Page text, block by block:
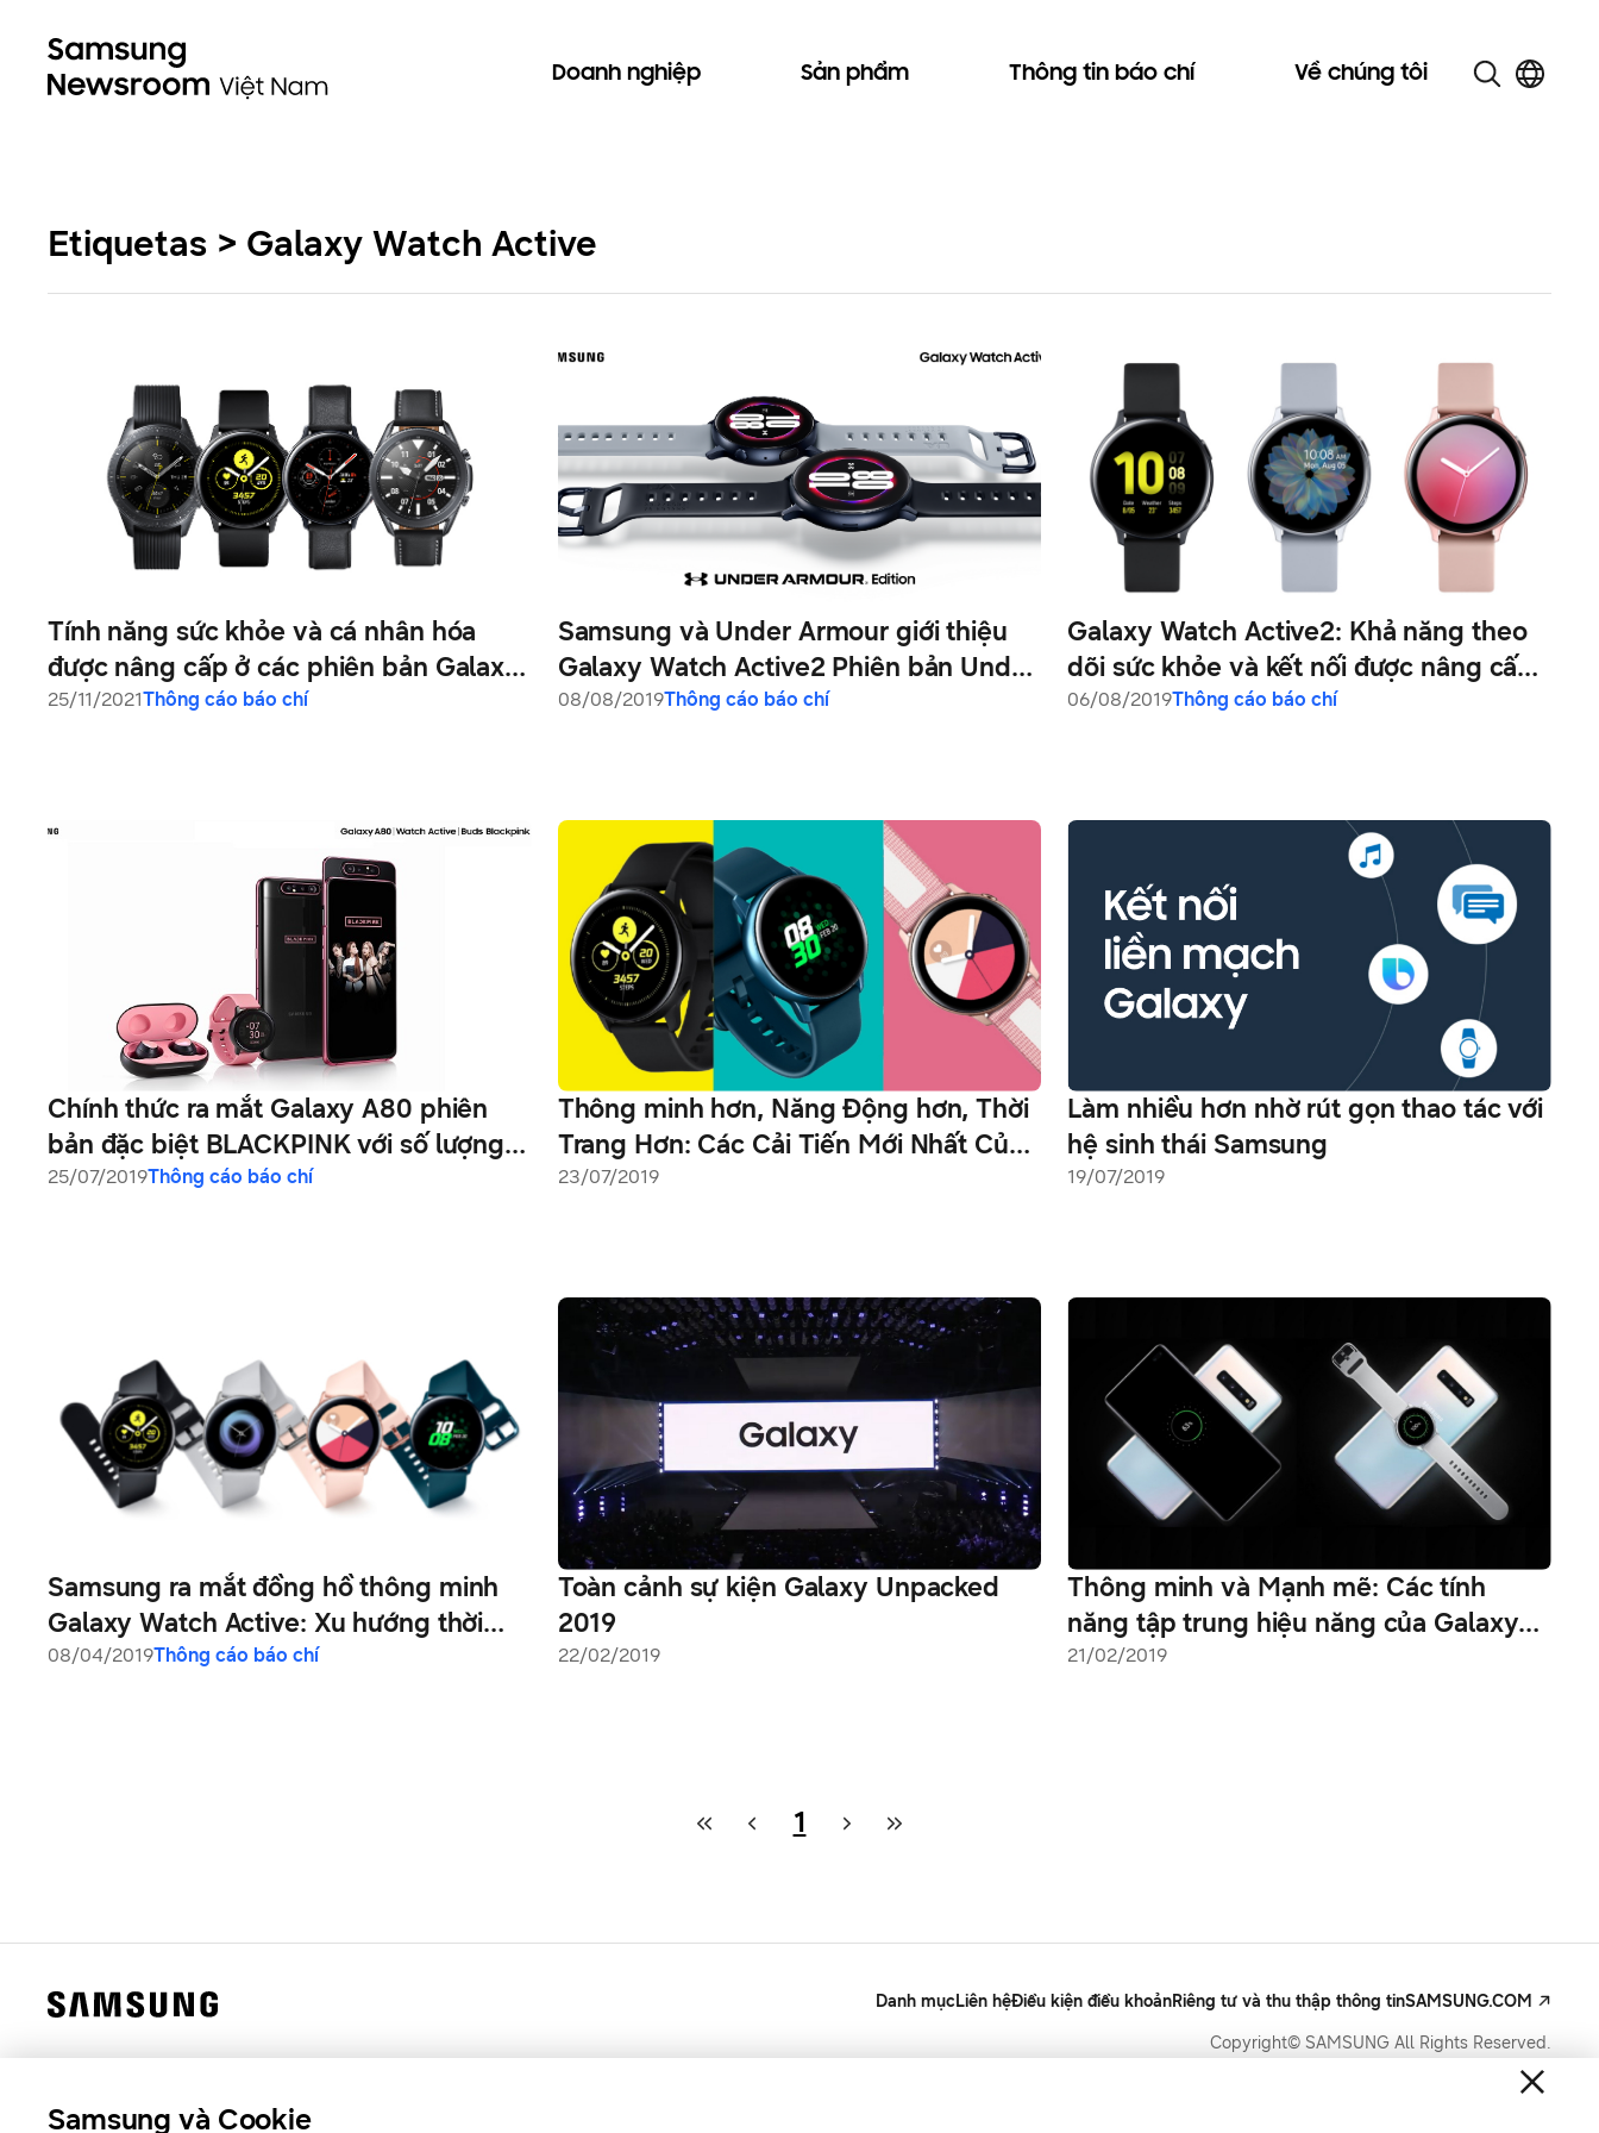
Doanh nghiệp Sản phẩm Thông tin báo chí Về chúng tôi
Etiquetas > Galaxy Watch Active
Tính năng sức khỏe và cá nhân hóa
được nâng cấp ở các phiên bản Galaxy
Watch, Galaxy Watch Active, Galaxy
25/11/2021Thông cáo báo chí
Samsung và Under Armour giới thiệu
Galaxy Watch Active2 Phiên bản Under
Armour
08/08/2019Thông cáo báo chí
Galaxy Watch Active2: Khả năng theo
dõi sức khỏe và kết nối được nâng cấp
toàn diện
06/08/2019Thông cáo báo chí
Chính thức ra mắt Galaxy A80 phiên
bản đặc biệt BLACKPINK với số lượng
giới hạn
25/07/2019Thông cáo báo chí
Thông minh hơn, Năng Động hơn, Thời
Trang Hơn: Các Cải Tiến Mới Nhất Của
Galaxy Watch Active
23/07/2019
Làm nhiều hơn nhờ rút gọn thao tác với
hệ sinh thái Samsung
19/07/2019
Samsung ra mắt đồng hồ thông minh
Galaxy Watch Active: Xu hướng thời
trang, phong cách năng động
08/04/2019Thông cáo báo chí
Toàn cảnh sự kiện Galaxy Unpacked
2019
22/02/2019
Thông minh và Mạnh mẽ: Các tính
năng tập trung hiệu năng của Galaxy
S10
21/02/2019
1
Danh mụcLiên hệĐiều kiện điều khoảnRiêng tư và thu thập thông tinSAMSUNG.COM
Copyright© SAMSUNG All Rights Reserved.
Samsung Việt Nam Samsung Xin chào
Samsung và Cookie